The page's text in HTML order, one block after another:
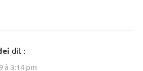
dit :
à 3:14 pm